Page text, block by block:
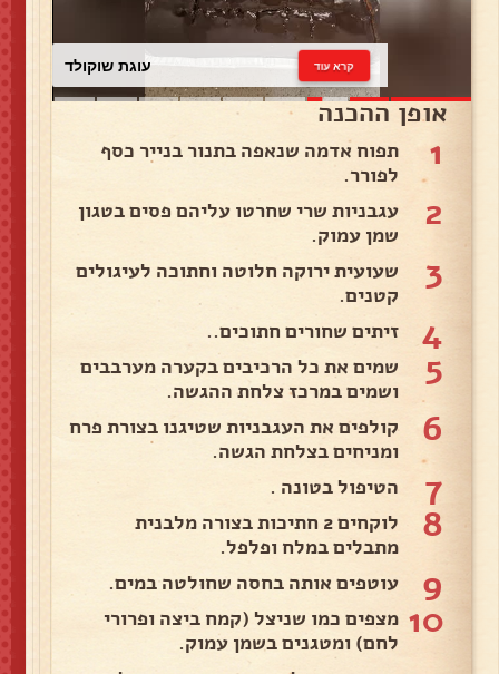
עוגת שוקולד קרא עוד
אופן ההכנה
1
תפוח אדמה שנאפה בתנור בנייר כסף
לפורר.
2
עגבניות שרי שחרטו עליהם פסים בטגון
שמן עמוק.
3
שעועית ירוקה חלוטה וחתוכה לעיגולים
קטנים.
4 זיתים שחורים חתוכים..
5
שמים את כל הרכיבים בקערה מערבבים
ושמים במרכז צלחת ההגשה.
6
קולפים את העגבניות שטיגנו בצורת פרח
ומניחים בצלחת הגשה.
7 הטיפול בטונה .
8
לוקחים 2 חתיכות בצורה מלבנית
מתבלים במלח ופלפל.
9 עוטפים אותה בחסה שחולטה במים.
10 מצפים כמו שניצל (קמח ביצה ופרורי
לחם) ומטגנים בשמן עמוק.